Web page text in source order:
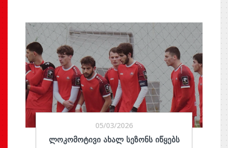
05/03/2026
ᲚᲝᲙᲝᲛᲝᲢᲘᲕᲘ ᲐᲮᲐᲚ ᲡᲔᲖᲝᲜᲡ ᲘᲬᲧᲔᲑᲡ